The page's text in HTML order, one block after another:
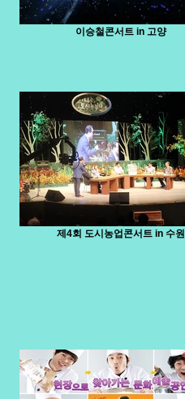
이승철콘서트 in 고양
제4회 도시농업콘서트 in 수원